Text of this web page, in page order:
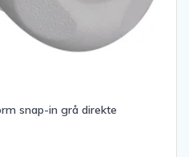
snap-in grå direkte